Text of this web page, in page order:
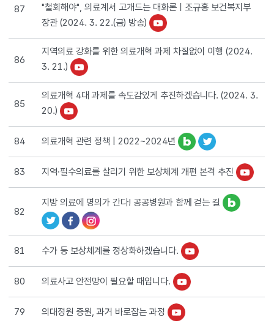
87
"철회해야", 의료계서 고개드는 대화론ㅣ조규홍 보건복지부
장관 (2024. 3. 22.(금) 방송)
86
지역의료 강화를 위한 의료개혁 과제 차질없이 이행 (2024.
3. 21.)
85
의료개혁 4대 과제를 속도감있게 추진하겠습니다. (2024. 3.
20.)
84 의료개혁 관련 정책 | 2022~2024년
83 지역·필수의료를 살리기 위한 보상체계 개편 본격 추진
82
지방 의료에 명의가 간다! 공공병원과 함께 걷는 길
81 수가 등 보상체계를 정상화하겠습니다.
80 의료사고 안전망이 필요할 때입니다.
79 의대정원 증원, 과거 바로잡는 과정